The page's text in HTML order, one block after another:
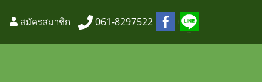
สมัครสมาชิก 061-8297522